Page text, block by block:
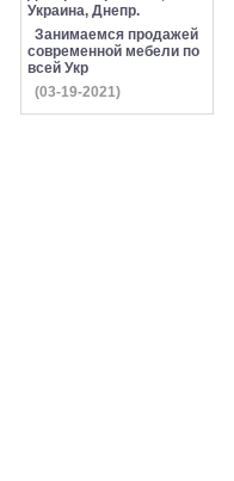
Украина, Днепр.
Занимаемся продажей
современной мебели по
всей Укр
(03-19-2021)